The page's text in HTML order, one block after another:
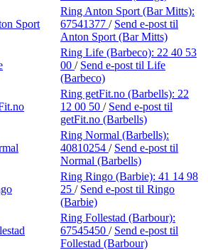
Sport
Ring Anton Sport (Bar Mitts):
67541377 / Send e-post til
Anton Sport (Bar Mitts)
Ring Life (Barbeco): 22 40 53
00 / Send e-post til Life
(Barbeco)
Ring getFit.no (Barbells): 22
12 00 50 / Send e-post til
getFit.no (Barbells)
Ring Normal (Barbells):
40810254 / Send e-post til
Normal (Barbells)
Ring Ringo (Barbie): 41 14 98
25 / Send e-post til Ringo
(Barbie)
Ring Follestad (Barbour):
67545450 / Send e-post til
Follestad (Barbour)